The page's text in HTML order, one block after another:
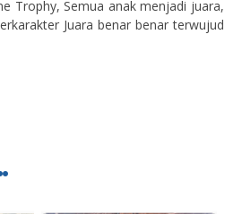
Trophy, Semua anak menjadi juara,
Juara benar benar terwujud